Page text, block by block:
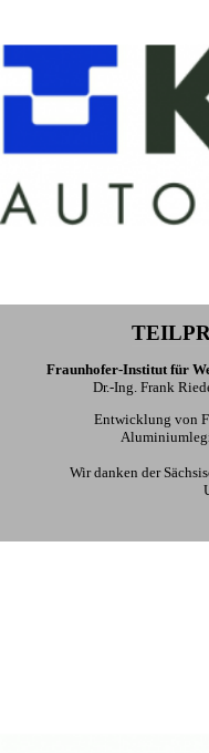
Fraunhofer-Institut für
Dr.-Ing. Frank
Entwicklung von
Wir danken der